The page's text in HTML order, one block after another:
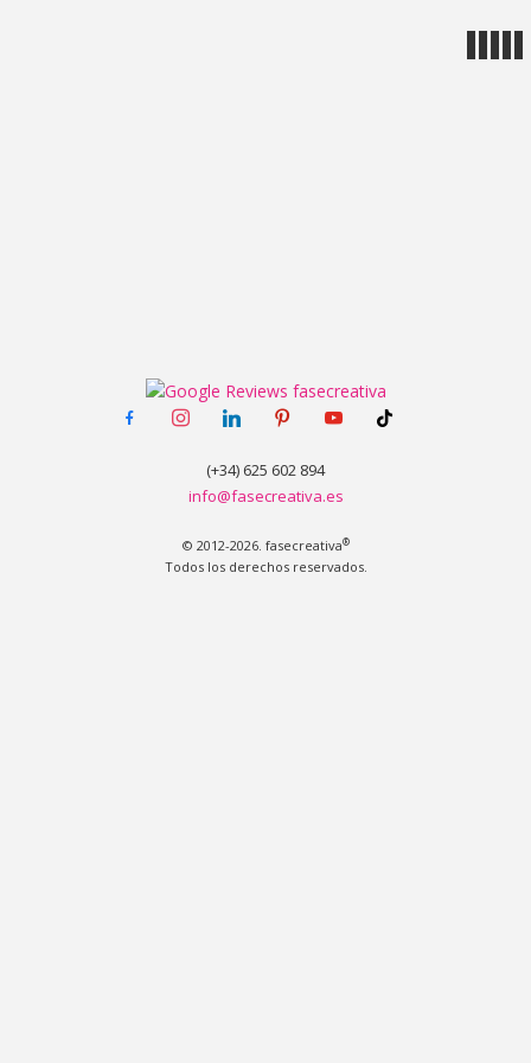
facebook-instagramlinkedin pinterestyoutube tiktok
(+34) 625 602 894
info@fasecreativa.es
© 2012-2026. fasecreativa®
Todos los derechos reservados.